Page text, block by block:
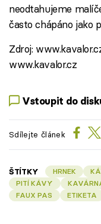
neodtahujeme
často chápáno jako
Zdroj:
www.kavalor.cz
Vstoupit do
Sdílejte článek
ŠTÍTKY HRNEK
PITÍ KÁVY
FAUX PAS
ETIKETA